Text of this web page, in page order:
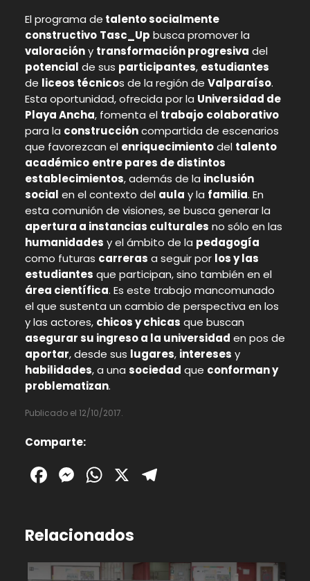
El programa de talento socialmente
constructivo Tasc_Up busca promover la
valoracióny transformación progresiva del
potencial de sus participantes, estudiantes
de liceos técnicos de la región de Valparaíso.
Esta oportunidad, ofrecida por la Universidad de
Playa Ancha, fomenta el trabajo colaborativo
para la construccióncompartida de escenarios
que favorezcan el enriquecimientodel talento
académico entre pares de distintos
establecimientos, además de la inclusión
social en el contexto del aula y la familia. En
esta comunión de visiones, se busca generar la
apertura a instancias culturales no sólo en las
humanidades y el ámbito de la pedagogía
como futuras carreras a seguir por los y las
estudiantes que participan, sino también en el
área científica. Es este trabajo mancomunado
el que sustenta un cambio de perspectiva en los
y las actores, chicos y chicas que buscan
asegurar su ingreso a la universidad en pos de
aportar, desde sus lugares, intereses y
habilidades, a una sociedad que conforman y
problematizan.
Publicado el 12/10/2017.
Comparte:
Facebook
Messenger
WhatsApp
X
Relacionados